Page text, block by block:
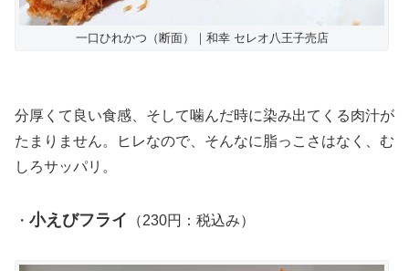
一口ひれかつ（断面）｜和幸 セレオ八王子売店
分厚くて良い食感、そして噛んだ時に染み出てくる肉汁が
たまりません。ヒレなので、そんなに脂っこさはなく、む
しろサッパリ。
・ 小えびフライ （230円：税込み）